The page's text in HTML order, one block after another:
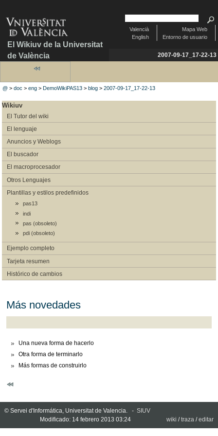
El Wikiuv de la Universitat
de València
Mapa Web
Entorno de usuario
Valencià
English
2007-09-17_17-22-13
@ >doc >eng >DemoWikiPAS13 >blog >2007-09-17_17-22-13
Wikiuv
El Tutor del wiki
El lenguaje
Anuncios y Weblogs
El buscador
El macroprocesador
Otros Lenguajes
Plantillas y estilos predefinidos
pas13
indi
pas (obsoleto)
pdi (obsoleto)
Ejemplo completo
Tarjeta resumen
Histórico de cambios
Más novedades
Una nueva forma de hacerlo
Otra forma de terminarlo
Más formas de construirlo
© Servei d'Informática, Universitat de Valencia. - SIUV
Modificado: 14 febrero 2013 03:24
wiki /traza /editar